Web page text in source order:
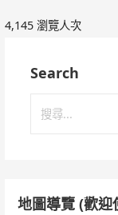
4,145 瀏覽人次
Search
地圖導覽 (歡迎